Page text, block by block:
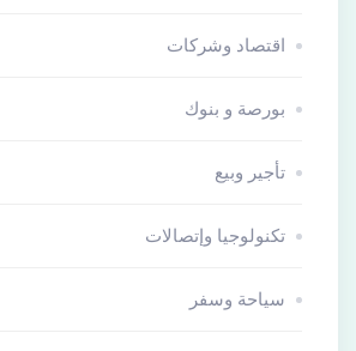
اقتصاد وشركات
بورصة و بنوك
تأجير وبيع
تكنولوجيا وإتصالات
سياحة وسفر